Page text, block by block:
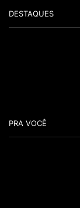
DESTAQUES
PRA VOCÊ